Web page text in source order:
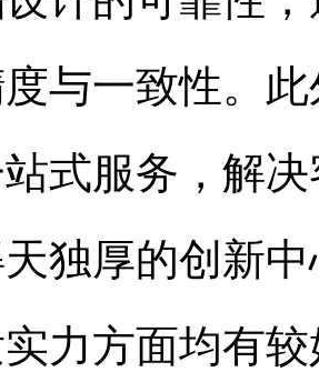
与一致性。
式服务，解
独厚的创新
力方面均有